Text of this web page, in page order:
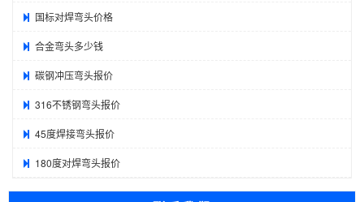
国标对焊弯头价格
合金弯头多少钱
碳钢冲压弯头报价
316不锈钢弯头报价
45度焊接弯头报价
180度对焊弯头报价